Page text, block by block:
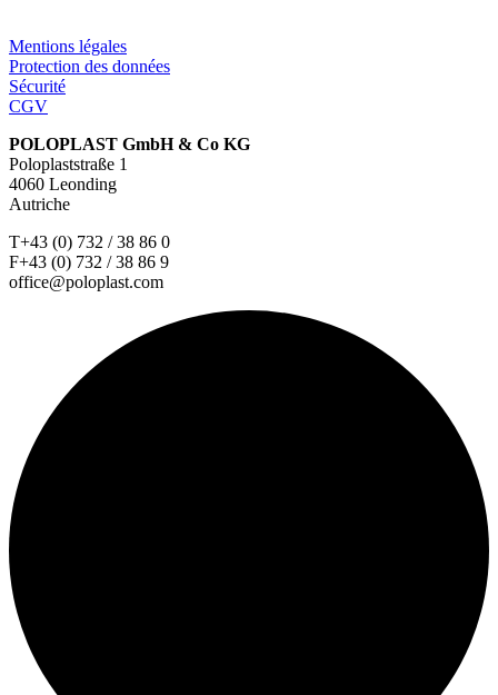
Mentions légales
Protection des données
Sécurité
CGV
POLOPLAST GmbH & Co KG
Poloplaststraße 1
4060 Leonding
Autriche
T+43 (0) 732 / 38 86 0
F+43 (0) 732 / 38 86 9
office@poloplast.com